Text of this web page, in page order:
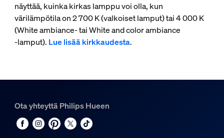
näyttää, kuinka kirkas lamppu voi olla, kun
värilämpötila on 2 700 K (valkoiset lamput) tai 4 000 K
(White ambiance- tai White and color ambiance
‑lamput). Lue lisää kirkkaudesta.
Ota yhteyttä Philips Hueen